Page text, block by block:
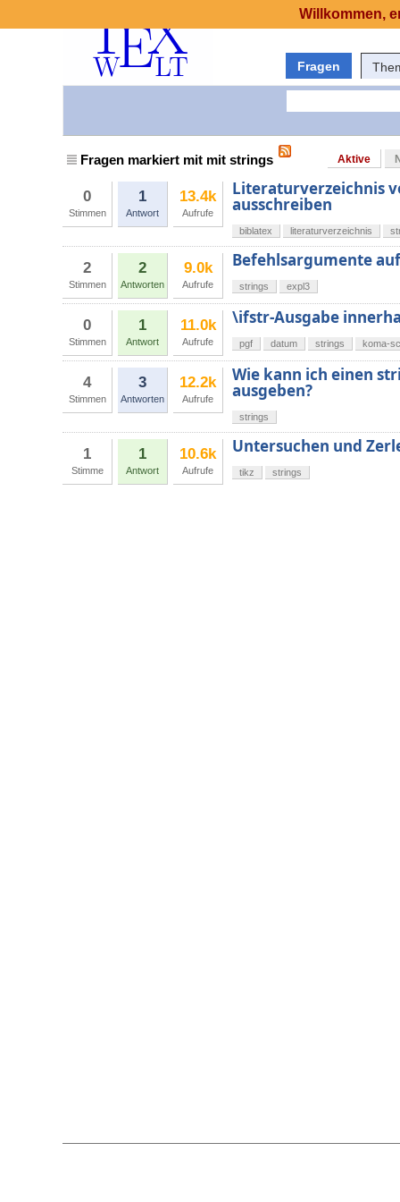
Fragen
Fragen markiert mit mit strings Aktive
0
Stimmen
1
Antwort
13.4k
Aufrufe
Literaturverzeichnis
ausschreiben
biblatex literaturverzeichnis
2
Stimmen
2
Antworten
9.0k
Aufrufe
Befehlsargumente
strings expl3
0
Stimmen
1
Antwort
11.0k
Aufrufe
\ifstr-Ausgabe
pgf datum strings koma-
4
Stimmen
3
Antworten
12.2k
Aufrufe
Wie kann ich einen
ausgeben?
strings
1
Stimme
1
Antwort
10.6k
Aufrufe
Untersuchen und
tikz strings
Willkommen,